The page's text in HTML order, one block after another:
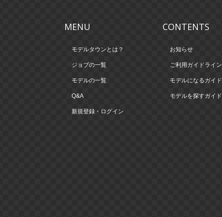
MENU
モデルタウンとは？
ジョブの一覧
モデルの一覧
Q&A
新規登録・ログイン
CONTENTS
お知らせ
ご利用ガイドライン
モデルになるガイド
モデルを探すガイド